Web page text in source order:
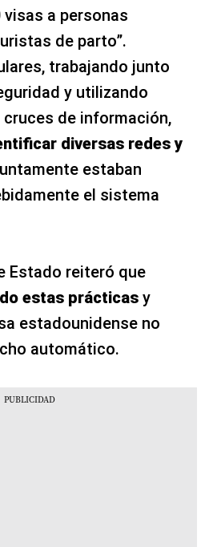
a personas
de parto”.
trabajando junto
y utilizando
de información,
diversas redes y
estaban
el sistema
Estado reiteró que
estas prácticas y
estadounidense no
automático.